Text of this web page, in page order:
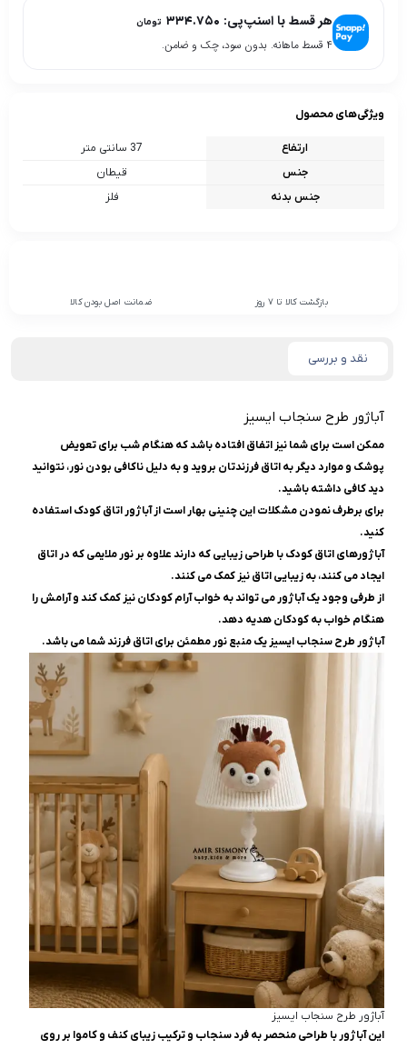
هر قسط با اسنپ‌پی: ۳۳۴.۷۵۰ تومان
۴ قسط ماهانه. بدون سود، چک و ضامن.
ویژگی‌های محصول
ارتفاع
37 سانتی متر
جنس
قیطان
جنس بدنه
فلز
بازگشت کالا تا 7 روز ضمانت اصل بودن کالا
نقد و بررسی
آباژور طرح سنجاب ایسیز
ممکن است برای شما نیز اتفاق افتاده باشد که هنگام شب برای تعویض
پوشک و موارد دیگر به اتاق فرزندتان بروید و به دلیل ناکافی بودن نور، نتوانید
دید کافی داشته باشید.
برای برطرف نمودن مشکلات این چنینی بهار است از آباژور اتاق کودک استفاده
کنید.
آباژورهای اتاق کودک با طراحی زیبایی که دارند علاوه بر نور ملایمی که در اتاق
ایجاد می کنند، به زیبایی اتاق نیز کمک می کنند.
از طرفی وجود یک آباژور می تواند به خواب آرام کودکان نیز کمک کند و آرامش را
هنگام خواب به کودکان هدیه دهد.
آباژور طرح سنجاب ایسیز یک منبع نور مطمئن برای اتاق فرزند شما می باشد.
آباژور طرح سنجاب ایسیز
این آباژور با طراحی منحصر به فرد سنجاب و ترکیب زیبای کنف و کاموا بر روی